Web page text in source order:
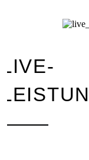
LIVE-